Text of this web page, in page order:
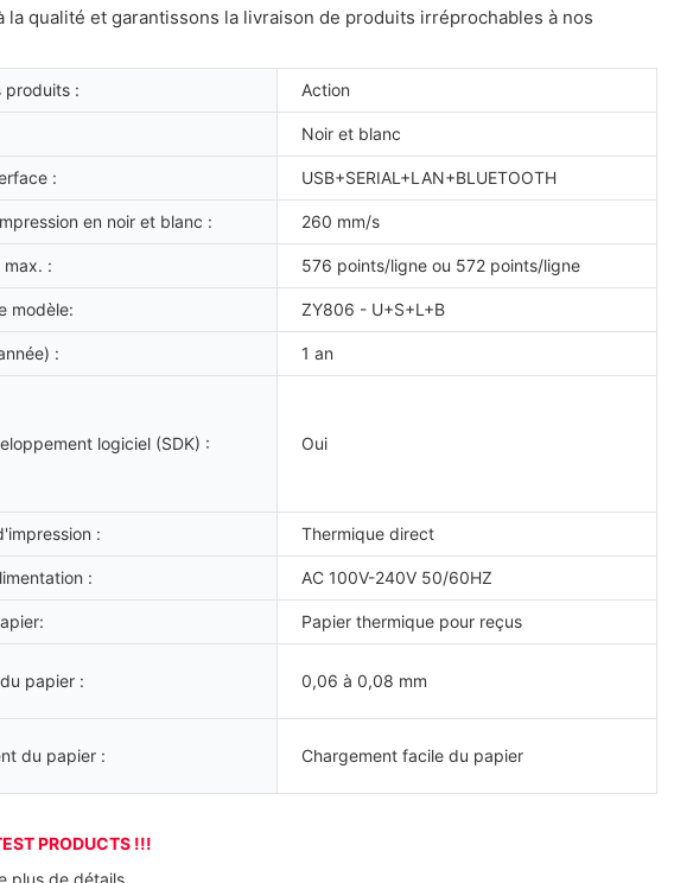
qualité et garantissons la livraison de produits irréprochables à nos
produits : Action
Noir et blanc
: USB+SERIAL+LAN+BLUETOOTH
en noir et blanc : 260 mm/s
max. : 576 points/ligne ou 572 points/ligne
modèle: ZY806 - U+S+L+B
: 1 an
logiciel (SDK) : Oui
: Thermique direct
: AC 100V-240V 50/60HZ
Papier thermique pour reçus
papier : 0,06 à 0,08 mm
du papier : Chargement facile du papier
PRODUCTS !!!
plus de détails.